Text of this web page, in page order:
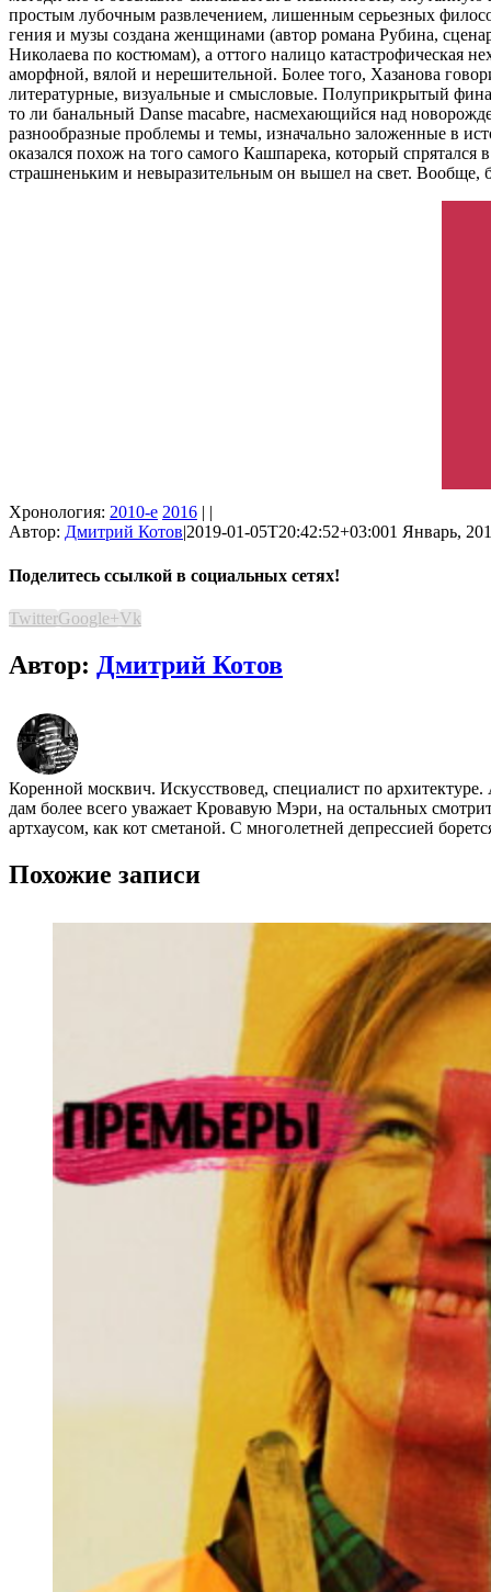
простым лубочным развлечением, лишенным серьезных
гения и музы создана женщинами (автор романа Рубина,
Николаева по костюмам), а оттого налицо катастрофическая
аморфной, вялой и нерешительной. Более того, Хазанова
литературные, визуальные и смысловые. Полуприкрытый
то ли банальный Danse macabre, насмехающийся над
разнообразные проблемы и темы, изначально заложенные в
оказался похож на того самого Кашпарека, который
страшненьким и невыразительным он вышел на свет. Вообще,
Хронология: 2010-е 2016 | |
Автор: Дмитрий Котов|2019-01-05T20:42:52+03:001 Январь,
Поделитесь ссылкой в социальных сетях!
TwitterGoogle+Vk
Автор: Дмитрий Котов
Коренной москвич. Искусствовед, специалист по
дам более всего уважает Кровавую Мэри, на остальных
артхаусом, как кот сметаной. С многолетней депрессией
Похожие записи